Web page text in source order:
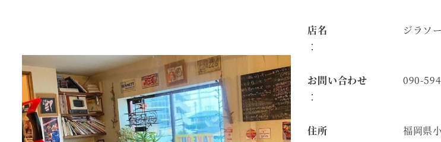
店名
：
ジラソ
お問い合わせ
：
090-
住所
福岡県